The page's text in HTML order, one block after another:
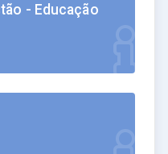
- Educação